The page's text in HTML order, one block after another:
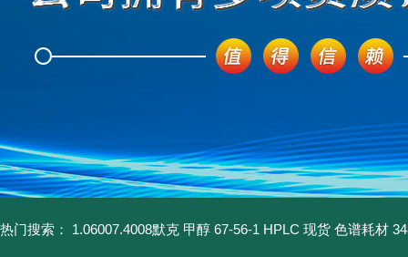
热门搜索： 1.06007.4008默克 甲醇 67-56-1 HPLC 现货 色谱耗材